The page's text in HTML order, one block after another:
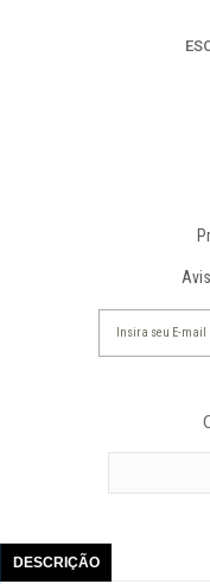
DESCRIÇÃO